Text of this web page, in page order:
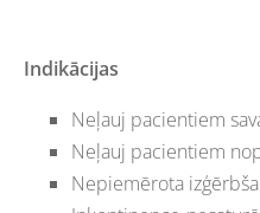
Indikācijas
Neļauj pacientiem
Neļauj pacientiem
Nepiemērota